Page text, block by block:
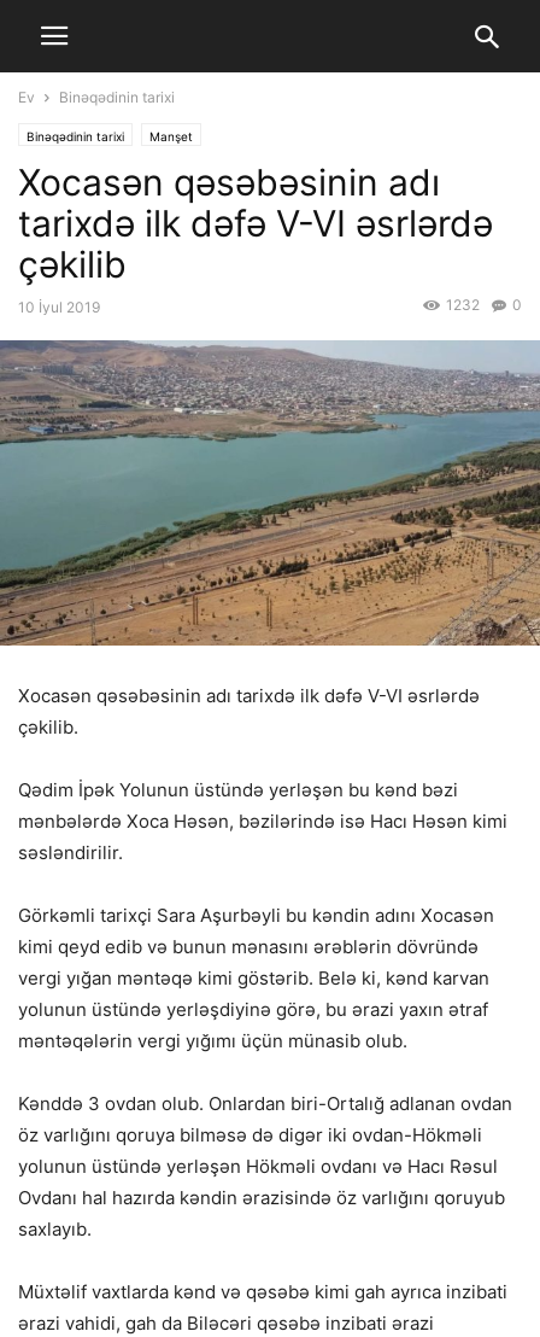
Ev Binəqədinin tarixi
Binəqədinin tarixi Manşet
Xocasən qəsəbəsinin adı
tarixdə ilk dəfə V-VI əsrlərdə
çəkilib
10 İyul 2019 0
1232
Xocasən qəsəbəsinin adı tarixdə ilk dəfə V-VI əsrlərdə
çəkilib.
Qədim İpək Yolunun üstündə yerləşən bu kənd bəzi
mənbələrdə Xoca Həsən, bəzilərində isə Hacı Həsən kimi
səsləndirilir.
Görkəmli tarixçi Sara Aşurbəyli bu kəndin adını Xocasən
kimi qeyd edib və bunun mənasını ərəblərin dövründə
vergi yığan məntəqə kimi göstərib. Belə ki, kənd karvan
yolunun üstündə yerləşdiyinə görə, bu ərazi yaxın ətraf
məntəqələrin vergi yığımı üçün münasib olub.
Kənddə 3 ovdan olub. Onlardan biri-Ortalığ adlanan ovdan
öz varlığını qoruya bilməsə də digər iki ovdan-Hökməli
yolunun üstündə yerləşən Hökməli ovdanı və Hacı Rəsul
Ovdanı hal hazırda kəndin ərazisində öz varlığını qoruyub
saxlayıb.
Müxtəlif vaxtlarda kənd və qəsəbə kimi gah ayrıca inzibati
ərazi vahidi, gah da Biləcəri qəsəbə inzibati ərazi